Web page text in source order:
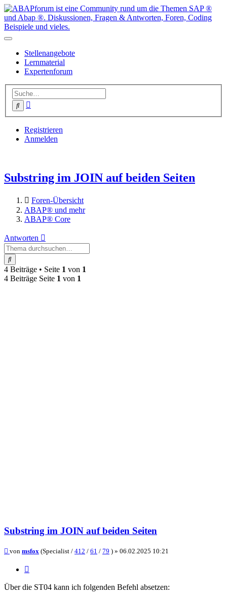
Stellenangebote
Lernmaterial
Expertenforum
Suche
Registrieren
Anmelden
Substring im JOIN auf beiden Seiten
Foren-Übersicht
ABAP® und mehr
ABAP® Core
Antworten
Suche
4 Beiträge • Seite 1 von 1
4 Beiträge Seite 1 von 1
Substring im JOIN auf beiden Seiten
Beitrag
von msfox (Specialist / 412 / 61 / 79 ) » 06.02.2025 10:21
Über die ST04 kann ich folgenden Befehl absetzen: